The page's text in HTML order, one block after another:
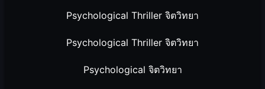
Psychological Thriller จิตวิทยา
Psychological Thriller จิตวิทยา
Psychological จิตวิทยา